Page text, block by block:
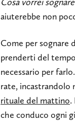
aiuterebbe non
Come per sognare
prenderti del
necessario per
rate, incastrandolo
rituale del mattino.
che conduco ogni